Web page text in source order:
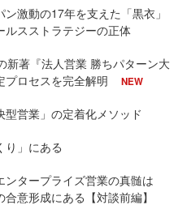
激動の17年を支えた「黒衣」
ルスストラテジーの正体
新著『法人営業 勝ちパターン大
プロセスを完全解明
NEW
営業」の定着化メソッド
り」にある
タープライズ営業の真髄は
合意形成にある【対談前編】